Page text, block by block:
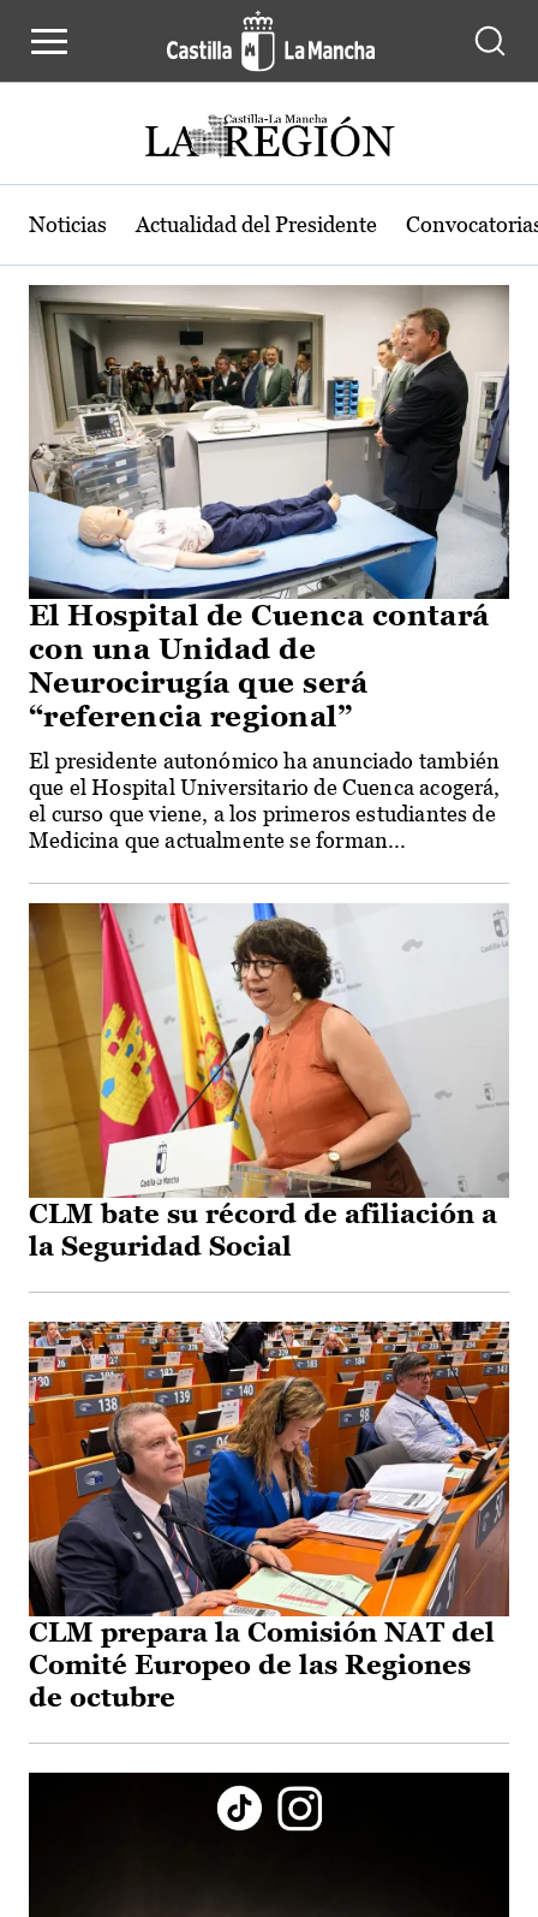
Actualidad de la región de Castilla-
Noticias Actualidad del Presidente
El Hospital de Cuenca contará
con una Unidad de
Neurocirugía que será
“referencia regional”
El presidente autonómico ha anunciado también
que el Hospital Universitario de Cuenca acogerá,
el curso que viene, a los primeros estudiantes de
Medicina que actualmente se forman...
CLM bate su récord de afiliación a
la Seguridad Social
CLM prepara la Comisión NAT del
Comité Europeo de las Regiones
de octubre